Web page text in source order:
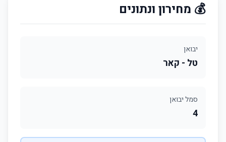
💰 מחירון ונתונים
יבואן
טל - קאר
סמל יבואן
4